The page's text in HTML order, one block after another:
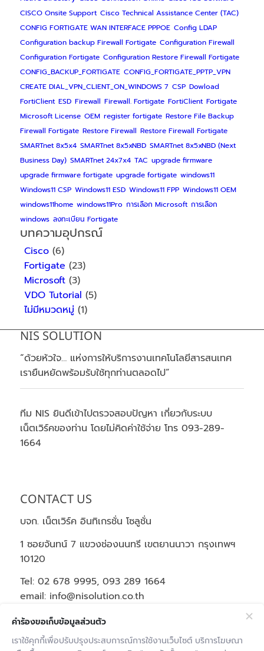
CISCO Onsite Support Cisco Technical Assistance Center (TAC)
CONFIG FORTIGATE WAN INTERFACE PPPOE Config LDAP
Configuration backup Firewall Fortigate Configuration Firewall
Configuration Fortigate Configuration Restore Firewall Fortigate
CONFIG_BACKUP_FORTIGATE CONFIG_FORTIGATE_PPTP_VPN
CREATE DIAL_VPN_CLIENT_ON_WINDOWS 7 CSP Dowload
FortiClient ESD Firewall Firewall. Fortigate FortiClient Fortigate
Microsoft License OEM register fortigate Restore File Backup
Firewall Fortigate Restore Firewall Restore Firewall Fortigate
SMARTnet 8x5x4 SMARTnet 8x5xNBD SMARTnet 8x5xNBD (Next
Business Day) SMARTnet 24x7x4 TAC upgrade firmware
upgrade firmware fortigate upgrade fortigate windows11
Windows11 CSP Windows11 ESD Windows11 FPP Windows11 OEM
windows11home windows11Pro การเลือก Microsoft การเลือก
windows ลงทะเบียน Fortigate
บทความอุปกรณ์
Cisco(6)
Fortigate (23)
Microsoft(3)
VDO Tutorial (5)
ไม่มีหมวดหมู่ (1)
NIS SOLUTION
“ด้วยห้วใจ… แห่งการให้บริการงานเทคโนโลยีสารสนเทศ
เรายืนหยัดพร้อมรับใช้ทุกท่านตลอดไป”
ทีม NIS ยินดีเข้าไปตรวจสอบปัญหา เกี่ยวกับระบบ
เน็ตเวิร์คของท่าน โดยไม่คิดค่าใช้จ่าย โทร 093-289-
1664
CONTACT US
บจก. เน็ตเวิร์ค อินทิเกรชั่น โซลูชั่น
1 ซอยจันทน์ 7 แขวงช่องนนทรี เขตยานนาวา กรุงเทพฯ
10120
Tel: 02 678 9995, 093 289 1664
email: info@nisolution.co.th
Office Hours | Mon-Fri: 9:00-18:00
คำร้องขอเก็บข้อมูลส่วนตัว
เราใช้คุกกี้เพื่อปรับปรุงประสบการณ์การใช้งานเว็บไซต์ บริการโฆษณา